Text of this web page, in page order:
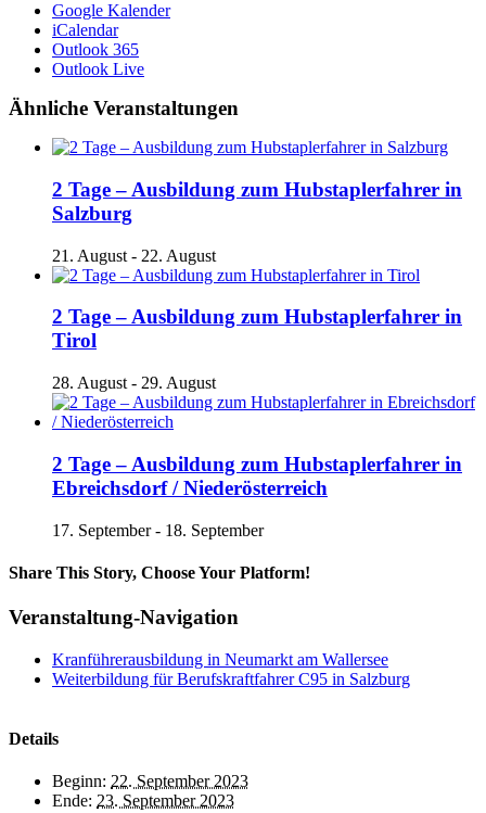
Google Kalender
iCalendar
Outlook 365
Outlook Live
Ähnliche Veranstaltungen
2 Tage – Ausbildung zum Hubstaplerfahrer in
Salzburg
21. August - 22. August
2 Tage – Ausbildung zum Hubstaplerfahrer in
Tirol
28. August - 29. August
2 Tage – Ausbildung zum Hubstaplerfahrer in
Ebreichsdorf / Niederösterreich
17. September- 18. September
Share This Story, Choose Your Platform!
Facebook
X
Reddit
LinkedIn
Tumblr
Pinterest
Vk
E-
Veranstaltung-Navigation
Kranführerausbildung in Neumarkt am Wallersee
Weiterbildung für Berufskraftfahrer C95 in Salzburg
Details
Beginn: 22. September 2023
Ende: 23. September 2023